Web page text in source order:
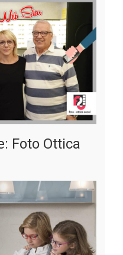
Foto Ottica
Foto Ottica Socol
[Leggi...]